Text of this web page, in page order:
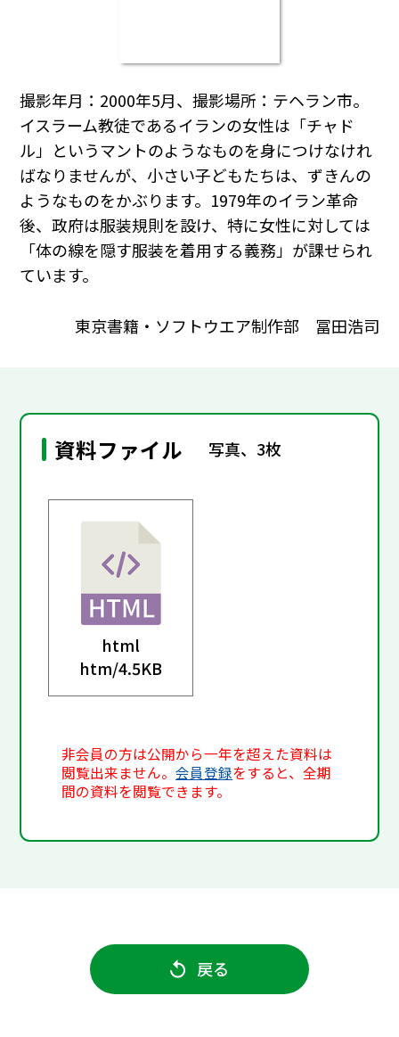
撮影年月：2000年5月、撮影場所：テヘラン市。
イスラーム教徒であるイランの女性は「チャド
ル」というマントのようなものを身につけなけれ
ばなりませんが、小さい子どもたちは、ずきんの
ようなものをかぶります。1979年のイラン革命
後、政府は服装規則を設け、特に女性に対しては
「体の線を隠す服装を着用する義務」が課せられ
ています。
東京書籍・ソフトウエア制作部 冨田浩司
資料ファイル 写真、3枚
html
htm/4.5KB
非会員の方は公開から一年を超えた資料は
閲覧出来ません。会員登録をすると、全期
間の資料を閲覧できます。
戻る